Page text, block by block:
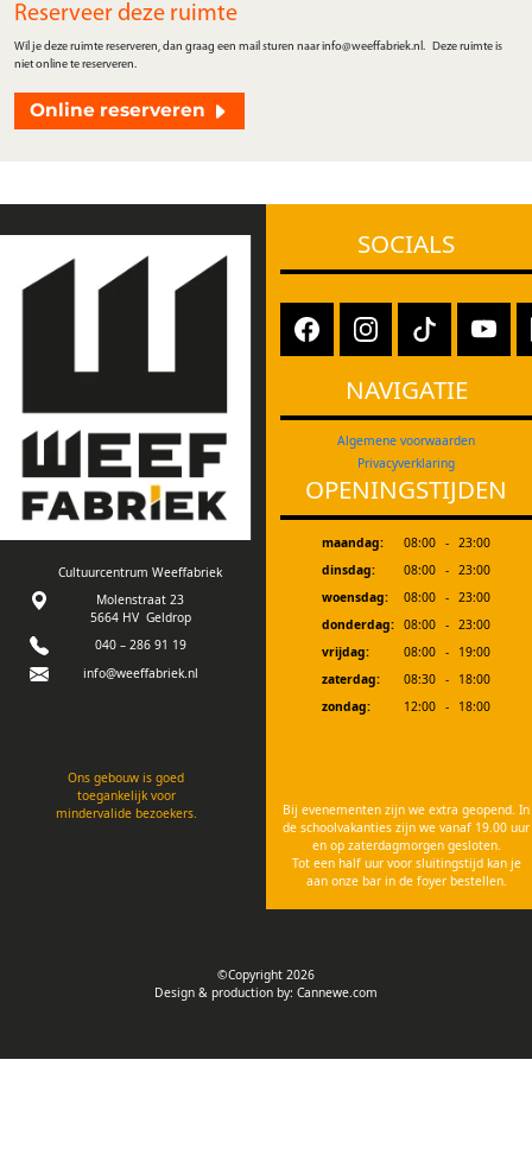
Reserveer deze ruimte
Wil je deze ruimte reserveren, dan graag een mail sturen naar info@weeffabriek.nl. Deze ruimte is
niet online te reserveren.
Online reserveren
Cultuurcentrum Weeffabriek
Molenstraat 23
5664 HV Geldrop
040 – 286 91 19
info@weeffabriek.nl
Ons gebouw is goed
toegankelijk voor
mindervalide bezoekers.
SOCIALS
NAVIGATIE
Algemene voorwaarden
Privacyverklaring
OPENINGSTIJDEN
maandag: 08:00 - 23:00
dinsdag:
08:00 - 23:00
woensdag:
08:00 - 23:00
donderdag: 08:00 - 23:00
vrijdag:
08:00 -
19:00
zaterdag:
08:30 -
18:00
zondag:
12:00 - 18:00
Bij evenementen zijn we extra geopend. In
de schoolvakanties zijn we vanaf 19.00 uur
en op zaterdagmorgen gesloten.
Tot een half uur voor sluitingstijd kan je
aan onze bar in de foyer bestellen.
©Copyright 2026
Design & production by: Cannewe.com